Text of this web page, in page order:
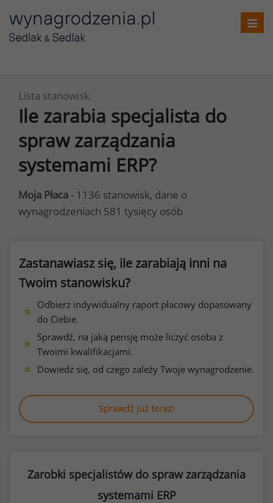
Lista stanowisk
Ile zarabia specjalista do
spraw zarządzania
systemami ERP?
Moja Płaca - 1136 stanowisk, dane o
wynagrodzeniach 581 tysięcy osób
Zastanawiasz się, ile zarabiają inni na
Twoim stanowisku?
Odbierz indywidualny raport płacowy dopasowany
do Ciebie.
Sprawdź, na jaką pensję może liczyć osoba z
Twoimi kwalifikacjami.
Dowiedz się, od czego zależy Twoje wynagrodzenie.
Sprawdź już teraz!
Zarobki specjalistów do spraw zarządzania
systemami ERP